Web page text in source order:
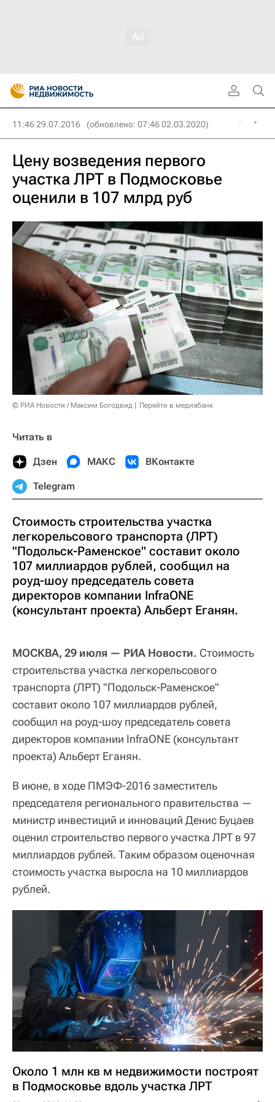
11:46 29.07.2016 (обновлено: 07:46 02.03.2020)
Цену возведения первого
участка ЛРТ в Подмосковье
оценили в 107 млрд руб
© РИА Новости / Максим Богодвид Перейти в медиабанк
Читать в
Дзен МАКС ВКонтакте
Telegram
Стоимость строительства участка
легкорельсового транспорта (ЛРТ)
"Подольск-Раменское" составит около
107 миллиардов рублей, сообщил на
роуд-шоу председатель совета
директоров компании InfraONE
(консультант проекта) Альберт Еганян.
МОСКВА, 29 июля — РИА Новости. Стоимость
строительства участка легкорельсового
транспорта (ЛРТ) "Подольск-Раменское"
составит около 107 миллиардов рублей,
сообщил на роуд-шоу председатель совета
директоров компании InfraONE (консультант
проекта) Альберт Еганян.
В июне, в ходе ПМЭФ-2016 заместитель
председателя регионального правительства —
министр инвестиций и инноваций Денис Буцаев
оценил строительство первого участка ЛРТ в 97
миллиардов рублей. Таким образом оценочная
стоимость участка выросла на 10 миллиардов
рублей.
Около 1 млн кв м недвижимости построят
в Подмосковье вдоль участка ЛРТ